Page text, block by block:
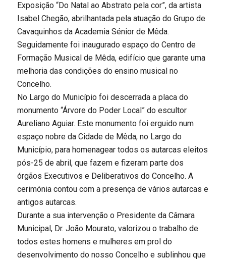
Exposição “Do Natal ao Abstrato pela cor”, da artista
Isabel Chegão, abrilhantada pela atuação do Grupo de
Cavaquinhos da Academia Sénior de Mêda.
Seguidamente foi inaugurado espaço do Centro de
Formação Musical de Mêda, edifício que garante uma
melhoria das condições do ensino musical no
Concelho.
No Largo do Município foi descerrada a placa do
monumento “Árvore do Poder Local” do escultor
Aureliano Aguiar. Este monumento foi erguido num
espaço nobre da Cidade de Mêda, no Largo do
Município, para homenagear todos os autarcas eleitos
pós-25 de abril, que fazem e fizeram parte dos
órgãos Executivos e Deliberativos do Concelho. A
cerimónia contou com a presença de vários autarcas e
antigos autarcas.
Durante a sua intervenção o Presidente da Câmara
Municipal, Dr. João Mourato, valorizou o trabalho de
todos estes homens e mulheres em prol do
desenvolvimento do nosso Concelho e sublinhou que